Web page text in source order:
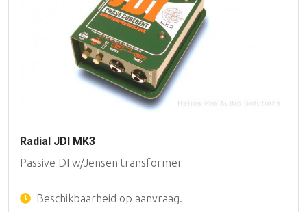
Radial JDI MK3
Passive DI w/Jensen transformer
Beschikbaarheid op aanvraag.